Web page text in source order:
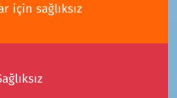
için sağlıksız